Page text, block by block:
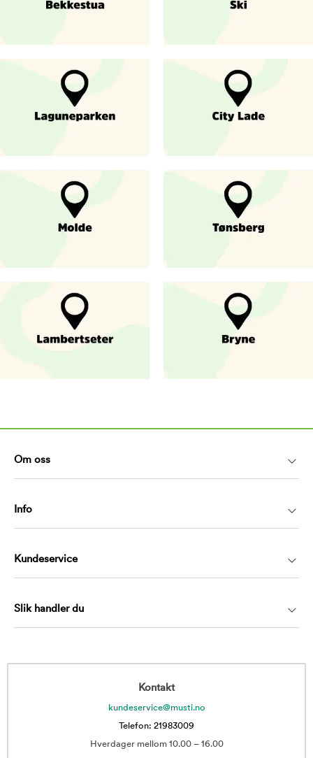
Om oss
Info
Kundeservice
Slik handler du
Kontakt
kundeservice@musti.no
Telefon: 21983009
Hverdager mellom 10.00 – 16.00